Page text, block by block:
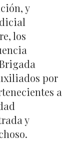
y
los
por
a
y